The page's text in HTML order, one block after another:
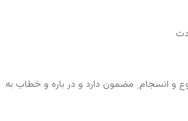
و انسجام ِ مضمون دارد و در باره و خطاب به